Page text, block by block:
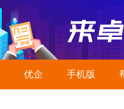
优企 手机版